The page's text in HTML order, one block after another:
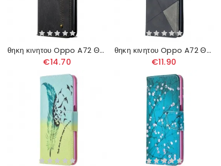
θηκη κινητου Oppo A72 Θήκη Flip Υφή Τζιν Από Ψεύτικο Δέρμα
€14.70
θηκη κινητου Oppo A72 Θήκη Flip Στυλ Καλλιτέχνη
€11.90